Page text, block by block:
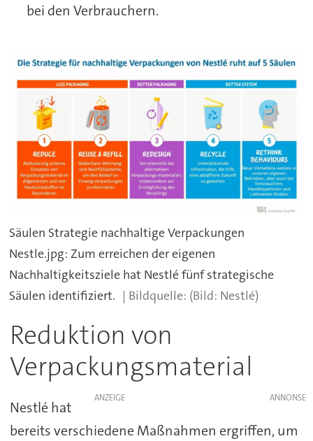
bei den Verbrauchern.
Säulen Strategie nachhaltige Verpackungen
Nestle.jpg: Zum erreichen der eigenen
Nachhaltigkeitsziele hat Nestlé fünf strategische
Säulen identifiziert.
(Bild: Nestlé)
Reduktion von
Verpackungsmaterial
ANZEIGE
Nestlé hat
bereits verschiedene Maßnahmen ergriffen, um